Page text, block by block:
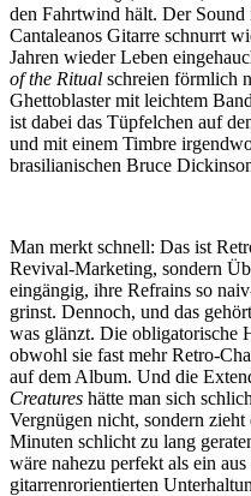
den Fahrtwind hält. Der
Cantaleanos Gitarre schnurrt
Jahren wieder Leben
of the Ritual schreien förmlich
Ghettoblaster mit leichtem
ist dabei das Tüpfelchen auf
und mit einem Timbre
brasilianischen Bruce
Man merkt schnell: Das ist
Revival-Marketing, sondern
eingängig, ihre Refrains so
grinst. Dennoch, und das
was glänzt. Die obligatorische
obwohl sie fast mehr Retro-
auf dem Album. Und die
Creatures hätte man sich
Vergnügen nicht, sondern
Minuten schlicht zu lang
wäre nahezu perfekt als ein
gitarrenrorientierten